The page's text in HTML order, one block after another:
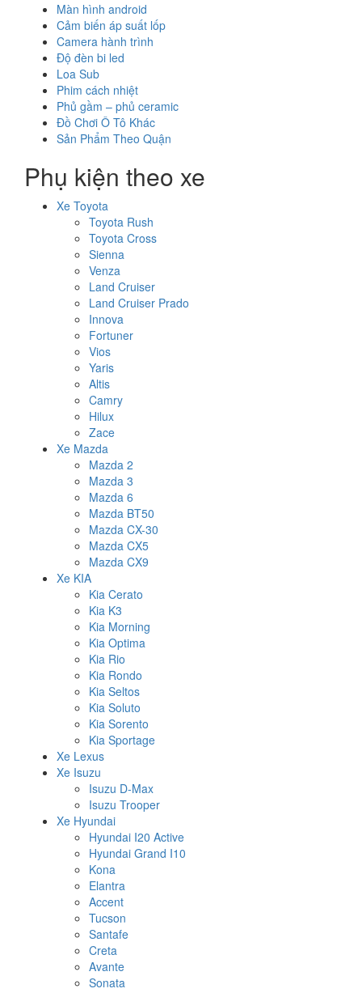
Màn hình android
Cảm biến áp suất lốp
Camera hành trình
Độ đèn bi led
Loa Sub
Phim cách nhiệt
Phủ gầm – phủ ceramic
Đồ Chơi Ô Tô Khác
Sản Phẩm Theo Quận
Phụ kiện theo xe
Xe Toyota
Toyota Rush
Toyota Cross
Sienna
Venza
Land Cruiser
Land Cruiser Prado
Innova
Fortuner
Vios
Yaris
Altis
Camry
Hilux
Zace
Xe Mazda
Mazda 2
Mazda 3
Mazda 6
Mazda BT50
Mazda CX-30
Mazda CX5
Mazda CX9
Xe KIA
Kia Cerato
Kia K3
Kia Morning
Kia Optima
Kia Rio
Kia Rondo
Kia Seltos
Kia Soluto
Kia Sorento
Kia Sportage
Xe Lexus
Xe Isuzu
Isuzu D-Max
Isuzu Trooper
Xe Hyundai
Hyundai I20 Active
Hyundai Grand I10
Kona
Elantra
Accent
Tucson
Santafe
Creta
Avante
Sonata